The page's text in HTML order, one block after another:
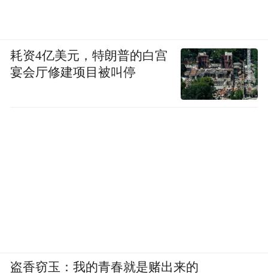
耗资4亿美元，特朗普的白宫
宴会厅修建项目被叫停
盗香窃玉：我的青春就是赌出来的